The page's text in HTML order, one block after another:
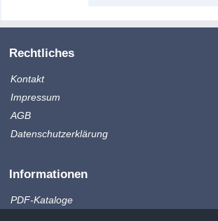
Rechtliches
Kontakt
Impressum
AGB
Datenschutzerklärung
Informationen
PDF-Kataloge